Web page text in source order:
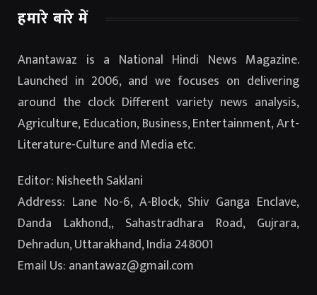
हमारे बारे में
Anantawaz is a National Hindi News Magazine.
Launched in 2006, and we focuses on delivering
around the clock Different variety news analysis,
Agriculture, Education, Business, Entertainment, Art-
Literature-Culture and Media etc.
Editor: Nisheeth Saklani
Address: Lane No-6, A-Block, Shiv Ganga Enclave,
Danda Lakhond,, Sahastradhara Road, Gujrara,
Dehradun, Uttarakhand, India 248001
Email Us: anantawaz@gmail.com